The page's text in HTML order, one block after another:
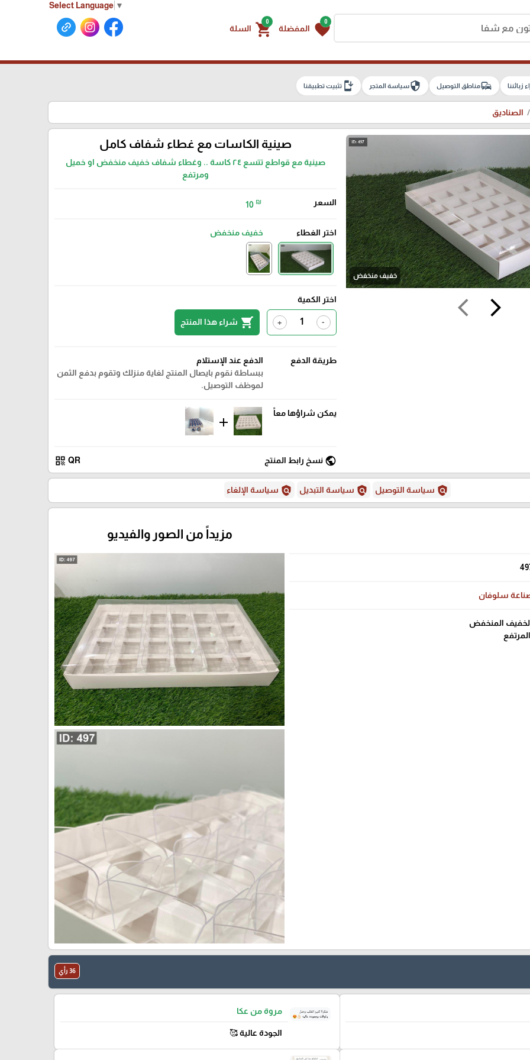
Select Language ▼
0
favorite المفضلة
0
shopping_cart السلة
زبائننا commuteمناطق التوصيل securityسياسة المتجر install_mobileتثبيت تطبيقنا
الصناديق
خفيف منخفض
arrow_forward_ios
arrow_back_ios
صينية الكاسات مع غطاء شفاف كامل
صينية مع قواطع تتسع ٢٤ كاسة .. وغطاء شفاف خفيف منخفض او خميل
ومرتفع
السعر 10 ₪
اختر الغطاء خفيف منخفض
اختر الكمية
-
+
shopping_cart شراء هذا المنتج
طريقة الدفع
الدفع عند الإستلام
ببساطة نقوم بايصال المنتج لغاية منزلك وتقوم بدفع الثمن
لموظف التوصيل.
يمكن شراؤها معاً
add
public نسخ رابط المنتج QR
qr_code
policy سياسة التوصيل policy سياسة التبديل policy سياسة الإلغاء
سلوفان
مزيداً من الصور والفيديو
36 رأي
مروة من عكا
الجودة عالية 🥰